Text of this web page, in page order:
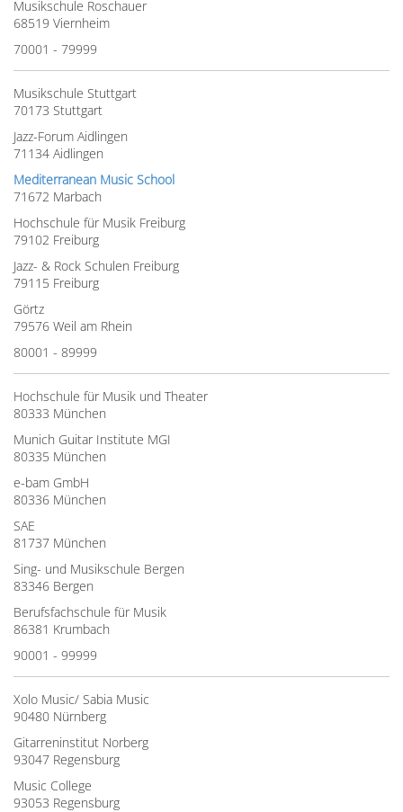
Musikschule Roschauer
68519 Viernheim
70001 - 79999
Musikschule Stuttgart
70173 Stuttgart
Jazz-Forum Aidlingen
71134 Aidlingen
Mediterranean Music School
71672 Marbach
Hochschule für Musik Freiburg
79102 Freiburg
Jazz- & Rock Schulen Freiburg
79115 Freiburg
Görtz
79576 Weil am Rhein
80001 - 89999
Hochschule für Musik und Theater
80333 München
Munich Guitar Institute MGI
80335 München
e-bam GmbH
80336 München
SAE
81737 München
Sing- und Musikschule Bergen
83346 Bergen
Berufsfachschule für Musik
86381 Krumbach
90001 - 99999
Xolo Music/ Sabia Music
90480 Nürnberg
Gitarreninstitut Norberg
93047 Regensburg
Music College
93053 Regensburg